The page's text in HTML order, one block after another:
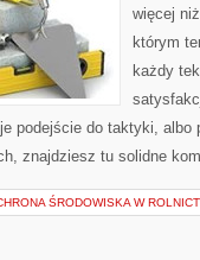
więcej
którym
każdy
podejście do taktyki,
znajdziesz tu solidne
ŚRODOWISKA W